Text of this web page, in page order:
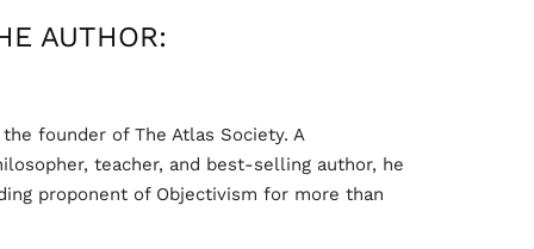
AUTHOR:
founder of The Atlas Society. A
teacher, and best-selling author, he
proponent of Objectivism for more than